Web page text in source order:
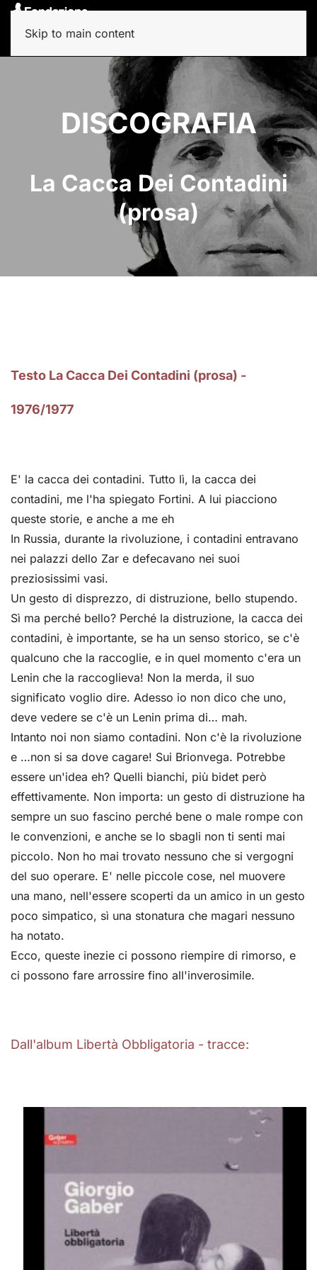
Skip to main content
DISCOGRAFIA
La Cacca Dei Contadini
(prosa)
Testo La Cacca Dei Contadini (prosa) -
1976/1977
E' la cacca dei contadini. Tutto lì, la cacca dei
contadini, me l'ha spiegato Fortini. A lui piacciono
queste storie, e anche a me eh
In Russia, durante la rivoluzione, i contadini entravano
nei palazzi dello Zar e defecavano nei suoi
preziosissimi vasi.
Un gesto di disprezzo, di distruzione, bello stupendo.
Sì ma perché bello? Perché la distruzione, la cacca dei
contadini, è importante, se ha un senso storico, se c'è
qualcuno che la raccoglie, e in quel momento c'era un
Lenin che la raccoglieva! Non la merda, il suo
significato voglio dire. Adesso io non dico che uno,
deve vedere se c'è un Lenin prima di… mah.
Intanto noi non siamo contadini. Non c'è la rivoluzione
e …non si sa dove cagare! Sui Brionvega. Potrebbe
essere un'idea eh? Quelli bianchi, più bidet però
effettivamente. Non importa: un gesto di distruzione ha
sempre un suo fascino perché bene o male rompe con
le convenzioni, e anche se lo sbagli non ti senti mai
piccolo. Non ho mai trovato nessuno che si vergogni
del suo operare. E' nelle piccole cose, nel muovere
una mano, nell'essere scoperti da un amico in un gesto
poco simpatico, sì una stonatura che magari nessuno
ha notato.
Ecco, queste inezie ci possono riempire di rimorso, e
ci possono fare arrossire fino all'inverosimile.
Dall'album Libertà Obbligatoria - tracce: